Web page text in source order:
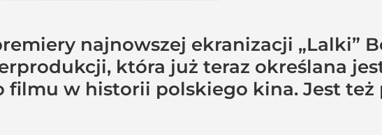
najnowszej ekranizacji „Lalki”
która już teraz określana
w historii polskiego kina. Jest też